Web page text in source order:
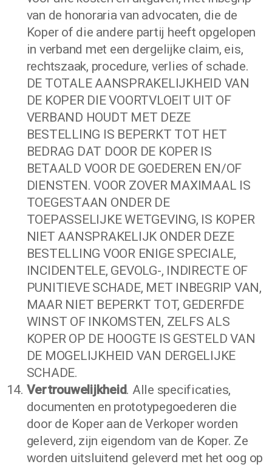
van de honoraria van advocaten, die de
Koper of die andere partij heeft opgelopen
in verband met een dergelijke claim, eis,
rechtszaak, procedure, verlies of schade.
DE TOTALE AANSPRAKELIJKHEID VAN
DE KOPER DIE VOORTVLOEIT UIT OF
VERBAND HOUDT MET DEZE
BESTELLING IS BEPERKT TOT HET
BEDRAG DAT DOOR DE KOPER IS
BETAALD VOOR DE GOEDEREN EN/OF
DIENSTEN. VOOR ZOVER MAXIMAAL IS
TOEGESTAAN ONDER DE
TOEPASSELIJKE WETGEVING, IS KOPER
NIET AANSPRAKELIJK ONDER DEZE
BESTELLING VOOR ENIGE SPECIALE,
INCIDENTELE, GEVOLG-, INDIRECTE OF
PUNITIEVE SCHADE, MET INBEGRIP VAN,
MAAR NIET BEPERKT TOT, GEDERFDE
WINST OF INKOMSTEN, ZELFS ALS
KOPER OP DE HOOGTE IS GESTELD VAN
DE MOGELIJKHEID VAN DERGELIJKE
SCHADE.
Vertrouwelijkheid. Alle specificaties,
documenten en prototypegoederen die
door de Koper aan de Verkoper worden
geleverd, zijn eigendom van de Koper. Ze
worden uitsluitend geleverd met het oog op